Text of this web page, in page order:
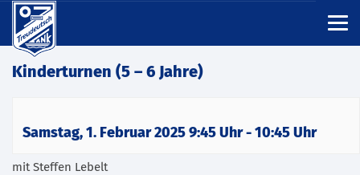
Kinderturnen (5 – 6 Jahre)
Samstag, 1. Februar 2025 9:45 Uhr- 10:45 Uhr
mit Steffen Lebelt